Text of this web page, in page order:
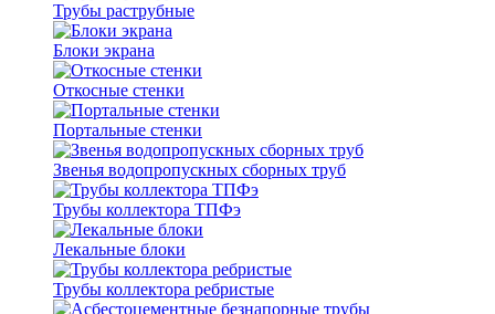
Трубы раструбные
Блоки экрана
Откосные стенки
Портальные стенки
Звенья водопропускных сборных труб
Трубы коллектора ТПФэ
Лекальные блоки
Трубы коллектора ребристые